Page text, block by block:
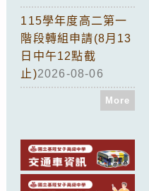
115學年度高二第一
階段轉組申請(8月13
日中午12點截
止)2026-08-06
More